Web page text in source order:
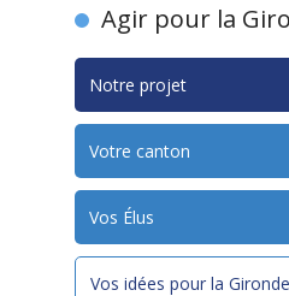
Agir pour la
Notre projet
Votre canton
Vos Élus
Vos idées pour la Gironde